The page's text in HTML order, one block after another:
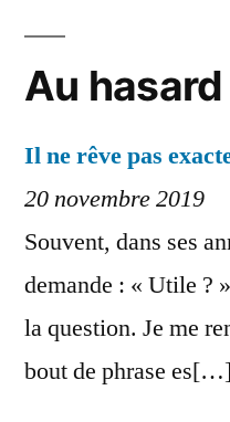
Au hasard
Il ne rêve pas
20 novembre 2019
Souvent, dans ses
demande : « Utile ?
la question. Je me
bout de phrase es[…]